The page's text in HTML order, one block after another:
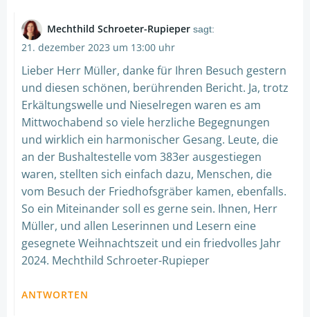
Mechthild Schroeter-Rupieper sagt:
21. dezember 2023 um 13:00 uhr
Lieber Herr Müller, danke für Ihren Besuch gestern
und diesen schönen, berührenden Bericht. Ja, trotz
Erkältungswelle und Nieselregen waren es am
Mittwochabend so viele herzliche Begegnungen
und wirklich ein harmonischer Gesang. Leute, die
an der Bushaltestelle vom 383er ausgestiegen
waren, stellten sich einfach dazu, Menschen, die
vom Besuch der Friedhofsgräber kamen, ebenfalls.
So ein Miteinander soll es gerne sein. Ihnen, Herr
Müller, und allen Leserinnen und Lesern eine
gesegnete Weihnachtszeit und ein friedvolles Jahr
2024. Mechthild Schroeter-Rupieper
ANTWORTEN